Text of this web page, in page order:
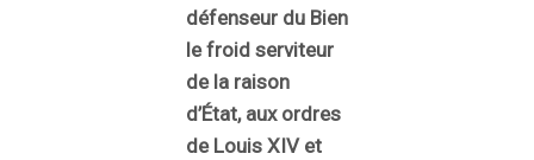
défenseur du Bien
le froid serviteur
de la raison
d’État, aux ordres
de Louis XIV et